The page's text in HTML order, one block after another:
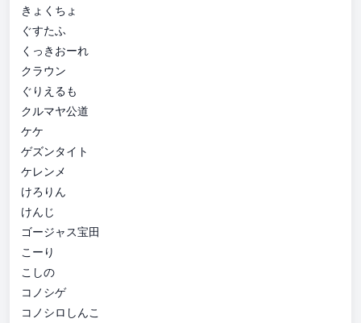
きょくちょ
ぐすたふ
くっきおーれ
クラウン
ぐりえるも
クルマヤ公道
ケケ
ゲズンタイト
ケレンメ
けろりん
けんじ
ゴージャス宝田
こーり
こしの
コノシゲ
コノシロしんこ